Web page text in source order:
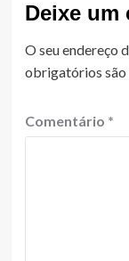
Deixe um
O seu endereço
obrigatórios são
Comentário *